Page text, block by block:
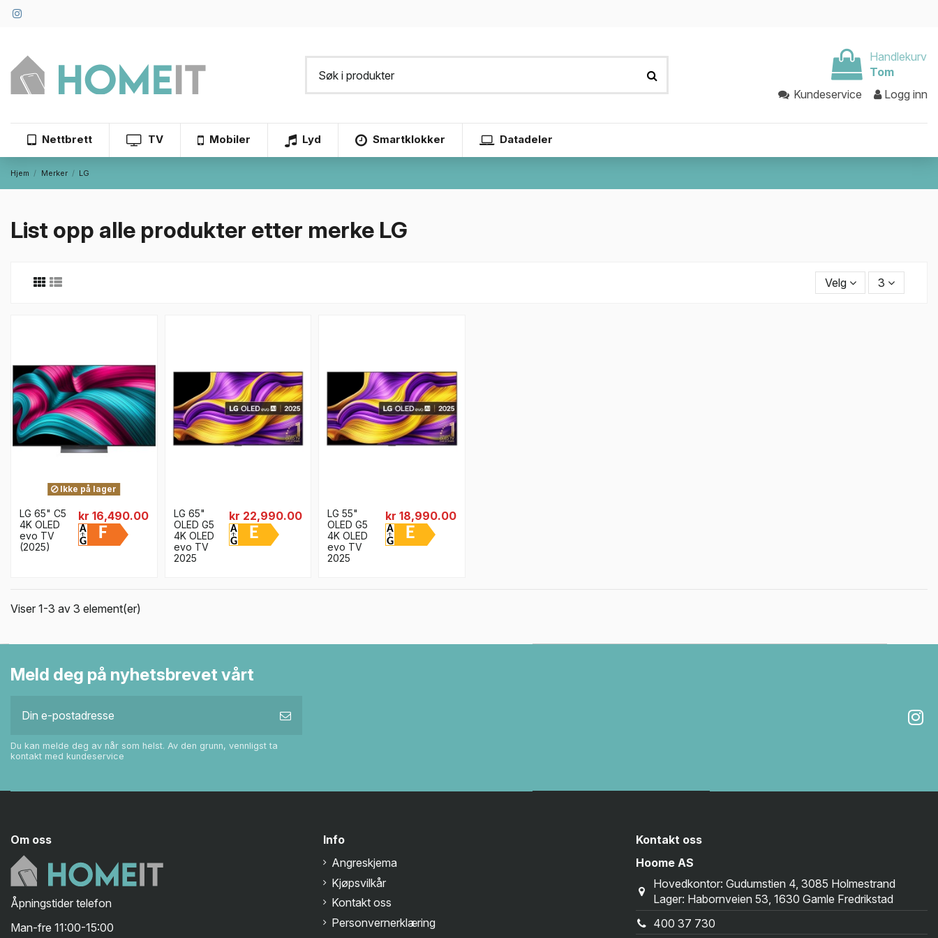
Handlekurv
Tom
Kundeservice
Logg inn
Nettbrett TV Mobiler Lyd Smartklokker Datadeler
Hjem Merker LG
List opp alle produkter etter merke LG
Velg 3
Ikke på lager
LG 65" C5
4K OLED
evo TV
(2025)
kr 16,490.00
F
LG 65"
OLED G5
4K OLED
evo TV
2025
kr 22,990.00
E
LG 55"
OLED G5
4K OLED
evo TV
2025
kr 18,990.00
E
Viser 1-3 av 3 element(er)
Meld deg på nyhetsbrevet vårt
Du kan melde deg av når som helst. Av den grunn, vennligst ta
kontakt med kundeservice
Om oss
Åpningstider telefon
Man-fre 11:00-15:00
Info
Angreskjema
Kjøpsvilkår
Kontakt oss
Personvernerklæring
Kontakt oss
Hoome AS
Hovedkontor: Gudumstien 4, 3085 Holmestrand
Lager: Habornveien 53, 1630 Gamle Fredrikstad
400 37 730